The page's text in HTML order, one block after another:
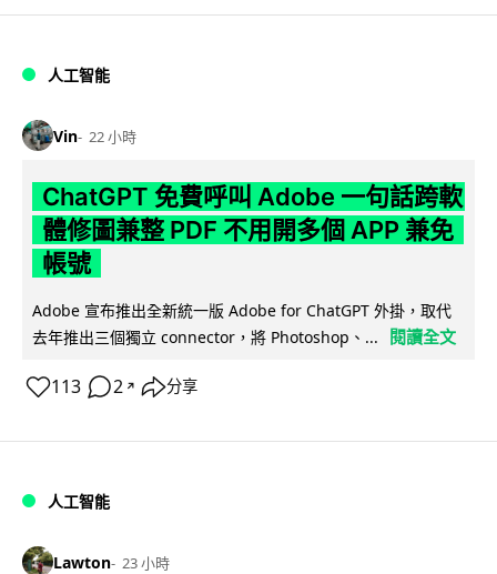
人工智能
Vin 22 小時
ChatGPT 免費呼叫 Adobe 一句話跨軟
體修圖兼整 PDF 不用開多個 APP 兼免
帳號
Adobe 宣布推出全新統一版 Adobe for ChatGPT 外掛，取代
去年推出三個獨立 connector，將 Photoshop、...
閱讀全文
113 2 ↗ 分享
人工智能
Lawton 23 小時